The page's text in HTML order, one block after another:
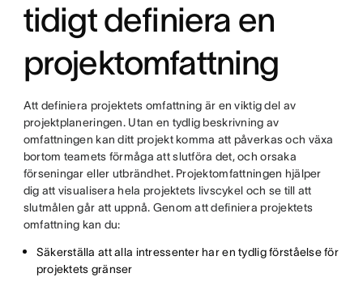
tidigt definiera en
projektomfattning
Att definiera projektets omfattning är en viktig del av
projektplaneringen. Utan en tydlig beskrivning av
omfattningen kan ditt projekt komma att påverkas och växa
bortom teamets förmåga att slutföra det, och orsaka
förseningar eller utbrändhet. Projektomfattningen hjälper
dig att visualisera hela projektets livscykel och se till att
slutmålen går att uppnå. Genom att definiera projektets
omfattning kan du:
Säkerställa att alla intressenter har en tydlig förståelse för
projektets gränser